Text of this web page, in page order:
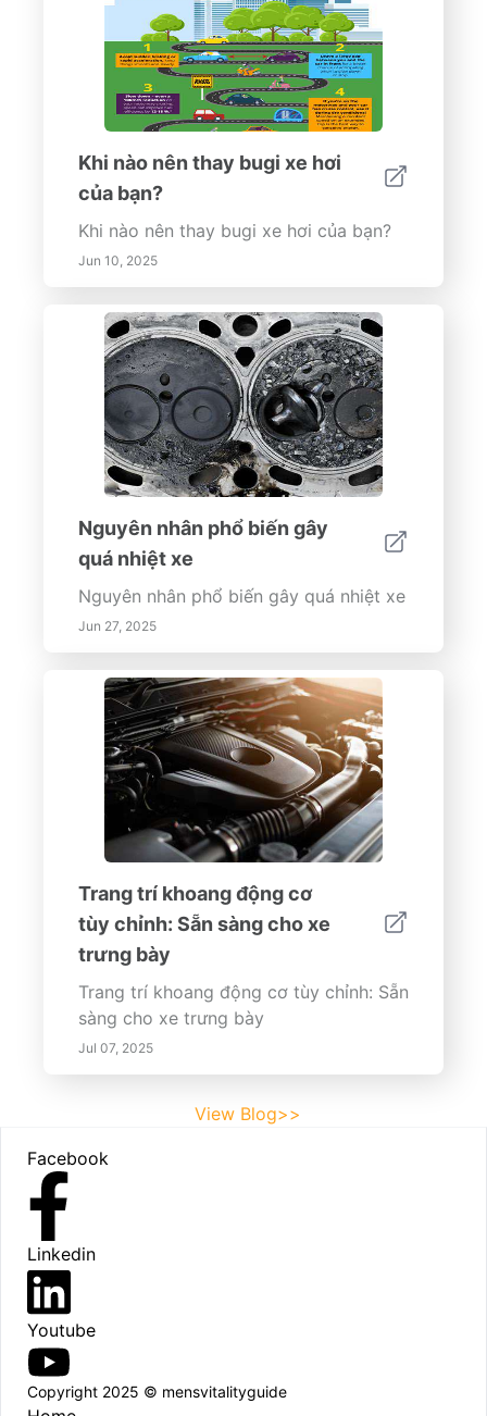
Khi nào nên thay bugi xe hơi
của bạn?
Khi nào nên thay bugi xe hơi của bạn?
Jun 10, 2025
Nguyên nhân phổ biến gây
quá nhiệt xe
Nguyên nhân phổ biến gây quá nhiệt xe
Jun 27, 2025
Trang trí khoang động cơ
tùy chỉnh: Sẵn sàng cho xe
trưng bày
Trang trí khoang động cơ tùy chỉnh: Sẵn
sàng cho xe trưng bày
Jul 07, 2025
View Blog>>
Facebook
Linkedin
Youtube
Copyright 2025 © mensvitalityguide